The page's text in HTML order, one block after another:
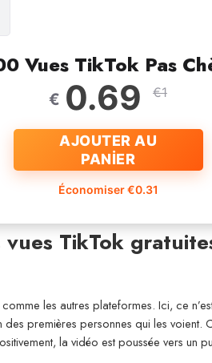
Vues TikTok Pas
€ 0.69 €1
AJOUTER AU
PANİER
Économiser €0.31
TikTok
les autres plateformes. Ici, ce
premières personnes qui les voient.
la vidéo est poussée vers un